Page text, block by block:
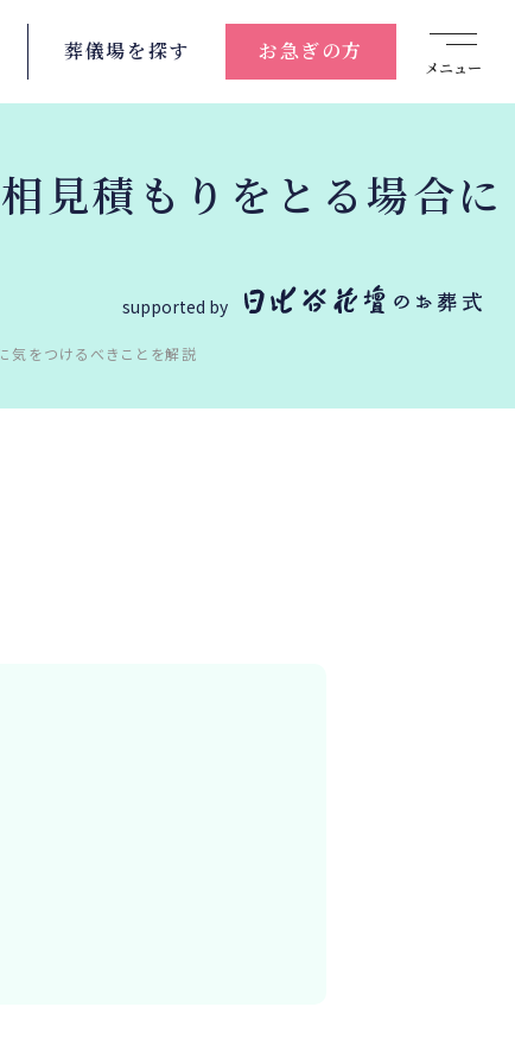
メニュー
葬儀場を探す お急ぎの方
見積もりをとる場合に
supported by
をつけるべきことを解説